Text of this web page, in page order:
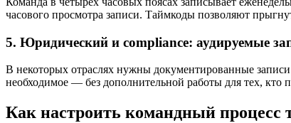
часового просмотра записи. Таймкоды позволяют
5. Юридический и compliance: аудируемые
В некоторых отраслях нужны документированные
необходимое — без дополнительной работы для тех, кто
Как настроить командный процесс